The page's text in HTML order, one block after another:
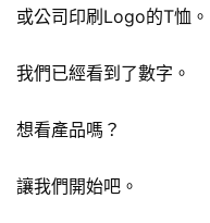
或公司印刷Logo的T恤。
我們已經看到了數字。
想看產品嗎？
讓我們開始吧。